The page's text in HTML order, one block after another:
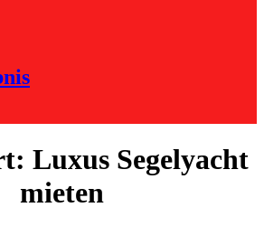
Luxus Segelyacht
mieten